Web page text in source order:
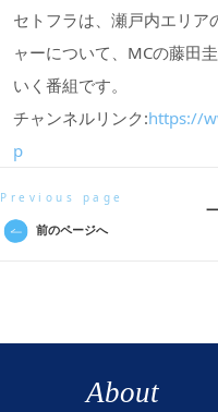
セトフラは、瀬戸内エリア
ャーについて、MCの藤田
いく番組です。
チャンネルリンク:https://
p
Previous page
前のページへ
About